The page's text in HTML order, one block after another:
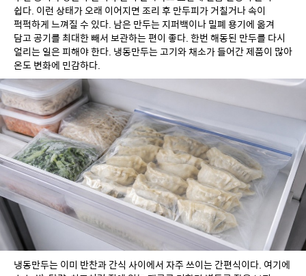
쉽다. 이런 상태가 오래 이어지면 조리 후 만두피가 거칠거나 속이
퍽퍽하게 느껴질 수 있다. 남은 만두는 지퍼백이나 밀폐 용기에 옮겨
담고 공기를 최대한 빼서 보관하는 편이 좋다. 한번 해동된 만두를 다시
얼리는 일은 피해야 한다. 냉동만두는 고기와 채소가 들어간 제품이 많아
온도 변화에 민감하다.
냉동만두는 이미 반찬과 간식 사이에서 자주 쓰이는 간편식이다. 여기에